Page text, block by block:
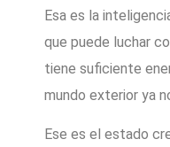
Esa es la
que puede luchar
tiene suficiente
mundo exterior ya
Ese es el estado